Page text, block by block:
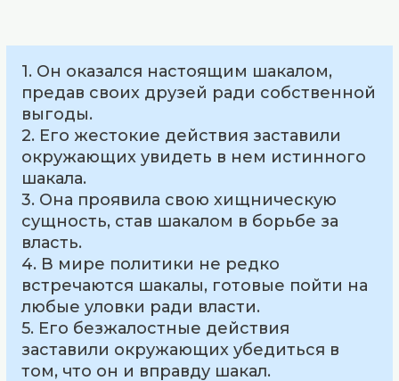
1. Он оказался настоящим шакалом,
предав своих друзей ради собственной
выгоды.
2. Его жестокие действия заставили
окружающих увидеть в нем истинного
шакала.
3. Она проявила свою хищническую
сущность, став шакалом в борьбе за
власть.
4. В мире политики не редко
встречаются шакалы, готовые пойти на
любые уловки ради власти.
5. Его безжалостные действия
заставили окружающих убедиться в
том, что он и вправду шакал.